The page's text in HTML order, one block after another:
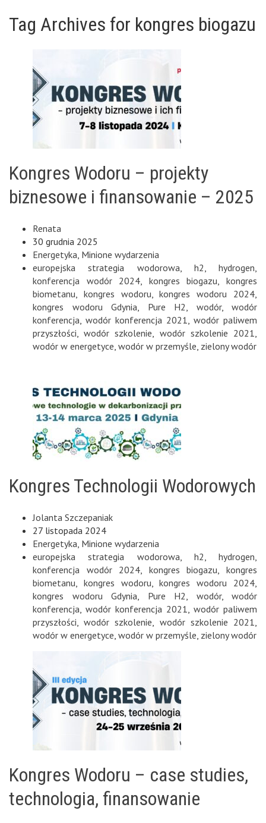
Tag Archives for kongres biogazu
Kongres Wodoru – projekty
biznesowe i finansowanie – 2025
Renata
30 grudnia 2025
Energetyka Minione wydarzenia
europejska strategia wodorowa
h2 hydrogen
konferencja wodór 2024
kongres biogazu ,kongres
biometanu
kongres wodoru ,kongres wodoru 2024
kongres wodoru Gdynia
Pure H2 wodór, wodór
konferencja wodór konferencja 2021 wodór paliwem
przyszłości ,wodór szkolenie wodór szkolenie 2021
wodór w energetyce wodór w przemyśle zielony wodór
Kongres Technologii Wodorowych
Jolanta Szczepaniak
27 listopada 2024
Energetyka Minione wydarzenia
europejska strategia wodorowa
h2 hydrogen
konferencja wodór 2024
kongres biogazu ,kongres
biometanu
kongres wodoru ,kongres wodoru 2024
kongres wodoru Gdynia
Pure H2 wodór, wodór
konferencja wodór konferencja 2021 wodór paliwem
przyszłości ,wodór szkolenie wodór szkolenie 2021
wodór w energetyce wodór w przemyśle zielony wodór
Kongres Wodoru – case studies,
technologia, finansowanie